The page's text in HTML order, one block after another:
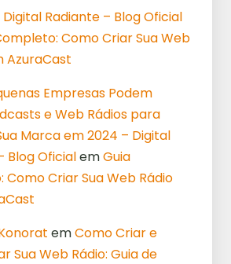
Radiante – Blog Oficial
Como Criar Sua Web
AzuraCast
Empresas Podem
e Web Rádios para
Marca em 2024 – Digital
Blog OficialemGuia
Criar Sua Web Rádio
emComo Criar e
Sua Web Rádio: Guia de